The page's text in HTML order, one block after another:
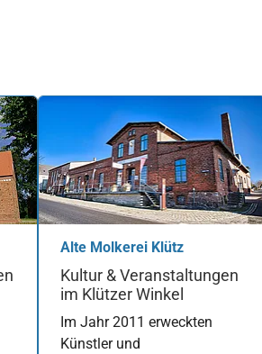
Alte Molkerei Klütz
Kultur & Veranstaltungen
im Klützer Winkel
Im Jahr 2011 erweckten
Künstler und